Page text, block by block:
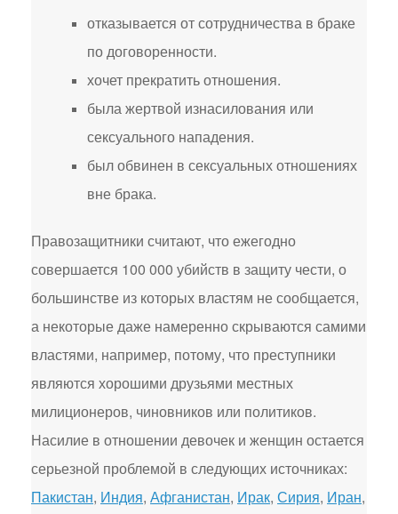
отказывается от сотрудничества в браке
по договоренности.
хочет прекратить отношения.
была жертвой изнасилования или
сексуального нападения.
был обвинен в сексуальных отношениях
вне брака.
Правозащитники считают, что ежегодно
совершается 100 000 убийств в защиту чести, о
большинстве из которых властям не сообщается,
а некоторые даже намеренно скрываются самими
властями, например, потому, что преступники
являются хорошими друзьями местных
милиционеров, чиновников или политиков.
Насилие в отношении девочек и женщин остается
серьезной проблемой в следующих источниках:
Пакистан, Индия, Афганистан, Ирак, Сирия, Иран,